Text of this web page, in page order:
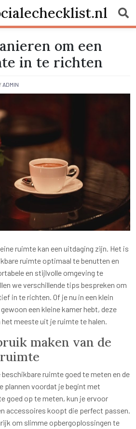
om een
in te richten
ADMIN
ruimte kan een uitdaging zijn. Het is
ruimte optimaal te benutten en
en stijlvolle omgeving te
we verschillende tips bespreken om
in te richten. Of je nu in een klein
een kleine kamer hebt, deze
meeste uit je ruimte te halen.
maken van de
ruimte goed te meten en de
plannen voordat je begint met
goed op te meten, kun je ervoor
accessoires koopt die perfect passen.
om slimme opbergoplossingen te